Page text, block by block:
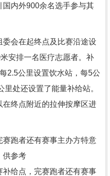
内外900余名选手参与其
会在起终点及比赛沿途设
安排一名医疗志愿者。补
2.5公里设置饮水站，每5公
处还设置了能量补给站。
终点附近的拉伸按摩区进
跑者还有赛事主办方特意
供参考
给点，完赛跑者还有赛事